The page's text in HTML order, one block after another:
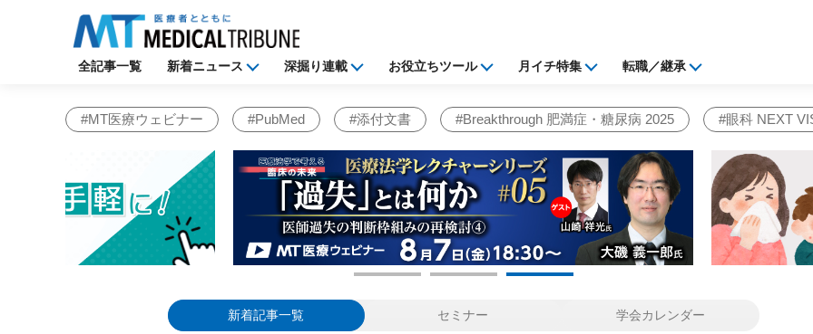
医療・医学ニュース メディカルトリビューン |
全記事一覧 新着ニュース 深掘り連載 お役立ちツール 月イチ特集 転職／継承
#MT医療ウェビナー #PubMed #添付文書 #Breakthrough 肥満症・糖尿病 2025 #眼科 NEXT
新着記事一覧 セミナー 学会カレンダー